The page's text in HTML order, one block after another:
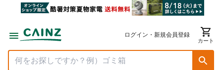
ログイン・新規会員登録
カート